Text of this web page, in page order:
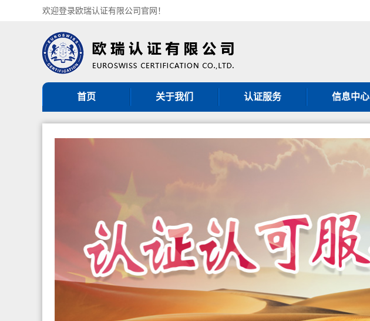
欢迎登录欧瑞认证有限公司官网！
首页 关于我们
机构简介
认证服务
ISO9001认证
ISO45001认证
ISO20000认证
服务认证
其他管理体系认证
公开文件
认证证书样本
信息中心
通知公告